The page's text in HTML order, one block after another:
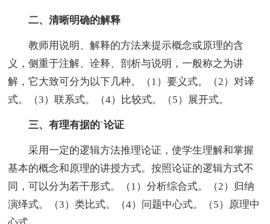
二、清晰明确的解释
教师用说明、解释的方法来提示概念或原理的含
义，侧重于注解、诠释、剖析与说明，一般称之为讲
解，它大致可分为以下几种。（1）要义式。（2）对译
式。（3）联系式。（4）比较式。（5）展开式。
三、有理有据的`论证
采用一定的逻辑方法推理论证，使学生理解和掌握
基本的概念和原理的讲授方式。按照论证的逻辑方式不
同，可以分为若干形式。（1）分析综合式。（2）归纳
演绎式。（3）类比式。（4）问题中心式。（5）原理中